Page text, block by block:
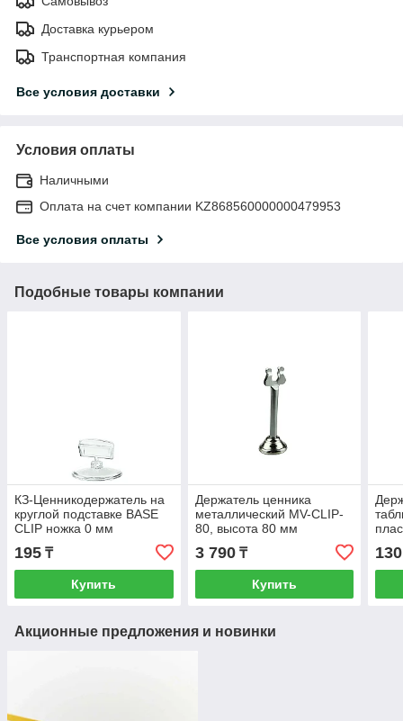
Доставка курьером
Транспортная компания
Все условия доставки
Условия оплаты
Наличными
Оплата на счет компании KZ868560000000479953
Все условия оплаты
Подобные товары компании
КЗ-Ценникодержатель на
круглой подставке BASE
CLIP ножка 0 мм
(202042_Kz)
195 ₸
Купить
Держатель ценника
металлический MV-CLIP-
80, высота 80 мм
3 790₸
Купить
130
Акционные предложения и новинки